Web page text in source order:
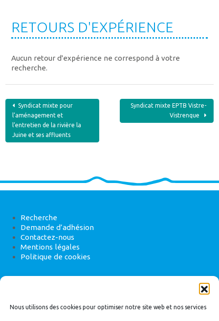
Nous utilisons des cookies pour optimiser notre site web et nos services
RETOURS D'EXPÉRIENCE
Aucun retour d'expérience ne correspond à votre
recherche.
Navigation
de
l’article
Syndicat mixte EPTB Vistre-
Vistrenque
Syndicat mixte pour
l’aménagement et
l’entretien de la rivière la
Juine et ses affluents
Recherche
Demande d’adhésion
Contactez-nous
Mentions légales
Politique de cookies